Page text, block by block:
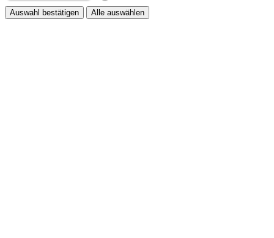
Auswahl bestätigen Alle auswählen